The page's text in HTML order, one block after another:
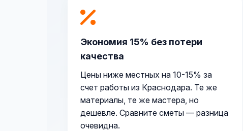
Экономия 15% без потери
качества
Цены ниже местных на 10-15% за
счет работы из Краснодара. Те же
материалы, те же мастера, но
дешевле. Сравните сметы — разница
очевидна.